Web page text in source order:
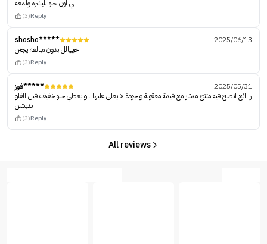
ي لون حلو للبشره ولمعه
(3)Reply
shosho*****
2025/06/13
خيييالل بدون مبالغه يجنن
(3)Reply
فوز*****
2025/05/31
رااائع انصح فيه منتج ممتاز مع قيمة معقولة و جودة لا يعلى عليها ..و يعطي جلو خفيف قبل الفاو
نديشن
(3)Reply
All reviews